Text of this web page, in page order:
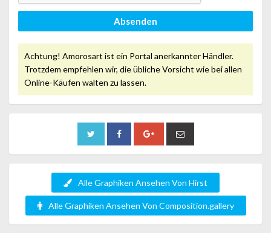
Absenden
Achtung! Amorosart ist ein Portal anerkannter Händler.
Trotzdem empfehlen wir, die übliche Vorsicht wie bei allen
Online-Käufen walten zu lassen.
Alle Graphiken Ansehen Von Hirst
Alle Graphiken Ansehen Von Composition.gallery